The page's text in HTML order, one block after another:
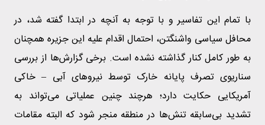
با تمام این تفاسیر و با توجه به آنچه در ابتدا گفته شد، در
محافل سیاسی واشنگتن، احتمال اقدام علیه این جزیره همچنان
به طور کامل کنار گذاشته نشده است. برخی گزارش‌ها از بررسی
سناریوی تصرف پایانه خارک توسط نیروهای آبی – خاکی
آمریکایی حکایت دارد؛ هرچند چنین عملیاتی می‌تواند به
تشدید بی‌سابقه تنش‌ها در منطقه منجر شود که البته مقامات